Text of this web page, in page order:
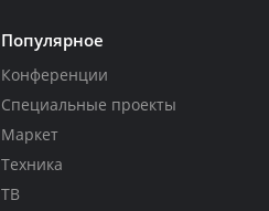
Популярное
Конференции
Специальные проекты
Маркет
Техника
ТВ